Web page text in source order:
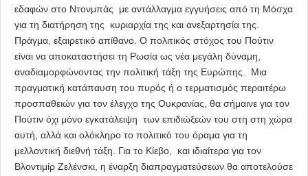
εδαφών στο Ντονμπάς με αντάλλαγμα εγγυήσεις από τη Μόσχα
για τη διατήρηση της κυριαρχία της και ανεξαρτησία της.
Πράγμα, εξαιρετικό απίθανο. Ο πολιτικός στόχος του Πούτιν
είναι να αποκαταστήσει τη Ρωσία ως νέα μεγάλη δύναμη,
αναδιαμορφώνοντας την πολιτική τάξη της Ευρώπης. Μια
πραγματική κατάπαυση του πυρός ή ο τερματισμός περαιτέρω
προσπαθειών για τον έλεγχο της Ουκρανίας, θα σήμαινε για τον
Πούτιν όχι μόνο εγκατάλειψη των επιδιώξεών του στη στη χώρα
αυτή, αλλά και ολόκληρο το πολιτικό του όραμα για τη
μελλοντική διεθνή τάξη. Για το Κίεβο, και ιδιαίτερα για τον
Βλοντιμίρ Ζελένσκι, η έναρξη διαπραγματεύσεων θα αποτελούσε